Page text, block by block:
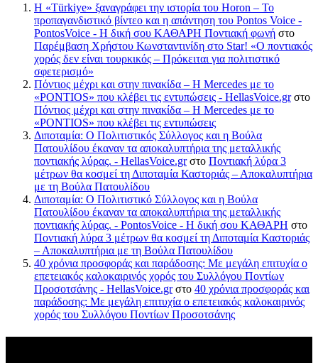
Η «Türkiye» ξαναγράφει την ιστορία του Horon – Το
προπαγανδιστικό βίντεο και η απάντηση του Pontos Voice -
PontosVoice - H δική σου ΚΑΘΑΡΗ Ποντιακή φωνή στο
Παρέμβαση Χρήστου Κωνσταντινίδη στο Star! «Ο ποντιακός
χορός δεν είναι τουρκικός – Πρόκειται για πολιτιστικό
σφετερισμό»
Πόντιος μέχρι και στην πινακίδα – Η Mercedes με το
«PONTIOS» που κλέβει τις εντυπώσεις - HellasVoice.grστο
Πόντιος μέχρι και στην πινακίδα – Η Mercedes με το
«PONTIOS» που κλέβει τις εντυπώσεις
Διποταμία: Ο Πολιτιστικός Σύλλογος και η Βούλα
Πατουλίδου έκαναν τα αποκαλυπτήρια της μεταλλικής
ποντιακής λύρας. - HellasVoice.grστο Ποντιακή λύρα 3
μέτρων θα κοσμεί τη Διποταμία Καστοριάς – Αποκαλυπτήρια
με τη Βούλα Πατουλίδου
Διποταμία: Ο Πολιτιστικό Σύλλογος και η Βούλα
Πατουλίδου έκαναν τα αποκαλυπτήρια της μεταλλικής
ποντιακής λύρας. - PontosVoice - H δική σου ΚΑΘΑΡΗ στο
Ποντιακή λύρα 3 μέτρων θα κοσμεί τη Διποταμία Καστοριάς
– Αποκαλυπτήρια με τη Βούλα Πατουλίδου
40 χρόνια προσφοράς και παράδοσης: Με μεγάλη επιτυχία ο
επετειακός καλοκαιρινός χορός του Συλλόγου Ποντίων
Προσοτσάνης - HellasVoice.grστο 40 χρόνια προσφοράς και
παράδοσης: Με μεγάλη επιτυχία ο επετειακός καλοκαιρινός
χορός του Συλλόγου Ποντίων Προσοτσάνης